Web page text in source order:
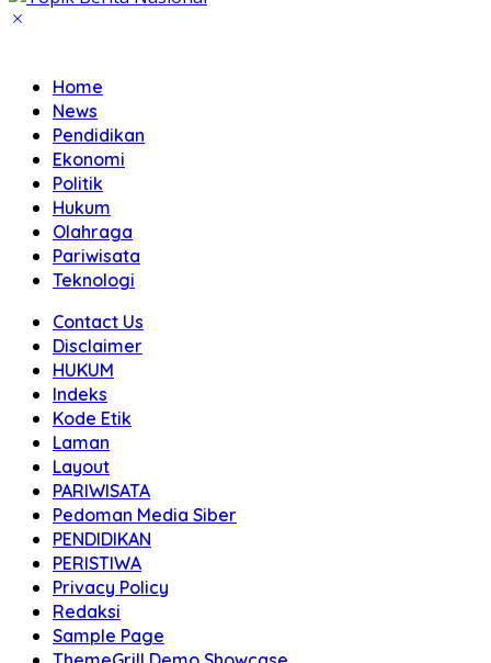
Home
News
Pendidikan
Ekonomi
Politik
Hukum
Olahraga
Pariwisata
Teknologi
Contact Us
Disclaimer
HUKUM
Indeks
Kode Etik
Laman
Layout
PARIWISATA
Pedoman Media Siber
PENDIDIKAN
PERISTIWA
Privacy Policy
Redaksi
Sample Page